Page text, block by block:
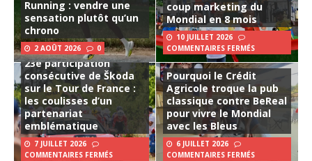
Running : vendre une
sensation plutôt qu’un
chrono
2 AOÛT 2026 0
coup marketing du
Mondial en 8 mois
10 JUILLET 2026
COMMENTAIRES FERMÉS
23e participation
consécutive de Škoda
sur le Tour de France :
les coulisses d’un
partenariat
emblématique
7 JUILLET 2026
COMMENTAIRES FERMÉS
Pourquoi le Crédit
Agricole troque la pub
classique contre BeReal
pour vivre le Mondial
avec les Bleus
6 JUILLET 2026
COMMENTAIRES FERMÉS